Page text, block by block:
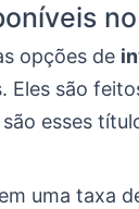
opções de
Eles são
esses
uma taxa